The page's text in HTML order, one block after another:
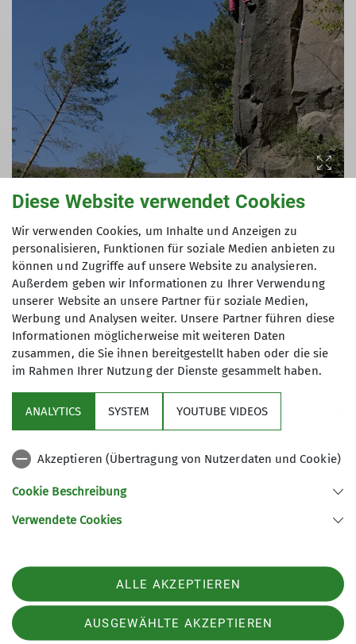
>> Informationen über die Klettergebiete
Ettringen, Kottenheim und Mayen
Sektion
DAV
Sektion Koblenz des Deutschen Alpenvereins e.V.
Telefon +4926179452
Diese Website verwendet Cookies
Wir verwenden Cookies, um Inhalte und Anzeigen zu
personalisieren, Funktionen für soziale Medien anbieten zu
können und Zugriffe auf unsere Website zu analysieren.
Außerdem geben wir Informationen zu Ihrer Verwendung
unserer Website an unsere Partner für soziale Medien,
Werbung und Analysen weiter. Unsere Partner führen diese
Informationen möglicherweise mit weiteren Daten
zusammen, die Sie ihnen bereitgestellt haben oder die sie
im Rahmen Ihrer Nutzung der Dienste gesammelt haben.
ANALYTICS SYSTEM YOUTUBE VIDEOS
Akzeptieren (Übertragung von Nutzerdaten und Cookie)
Cookie Beschreibung
Verwendete Cookies
ALLE AKZEPTIEREN
AUSGEWÄHLTE AKZEPTIEREN